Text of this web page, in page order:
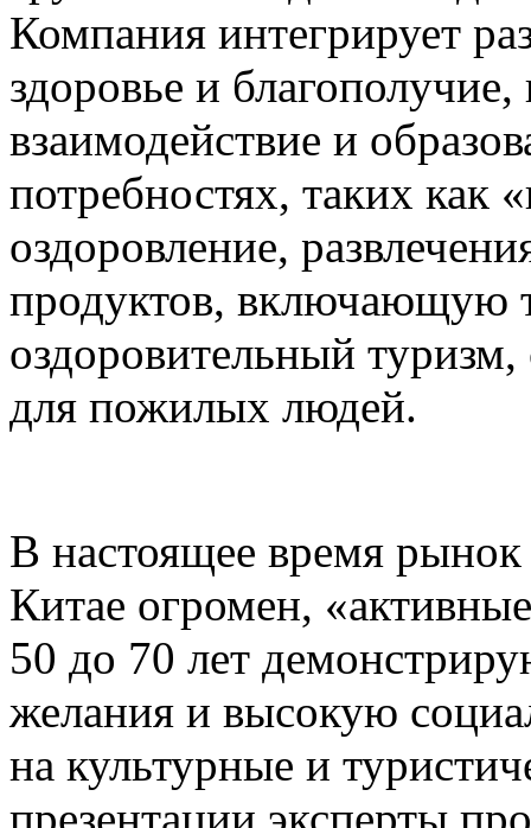
Компания интегрирует
здоровье и
взаимодействие и
потребностях, таких как
оздоровление,
продуктов, включающую
оздоровительный
для пожилых людей.
В настоящее время
Китае огромен,
50 до 70 лет
желания и высокую
на культурные и
презентации эксперты